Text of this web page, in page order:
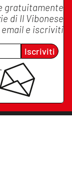
gratuitamente
di Il Vibonese
e iscriviti
Iscriviti